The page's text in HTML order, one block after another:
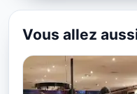
Vous allez